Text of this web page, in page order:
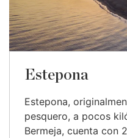
Estepona
Estepona,
pesquero, a pocos
Bermeja, cuenta con